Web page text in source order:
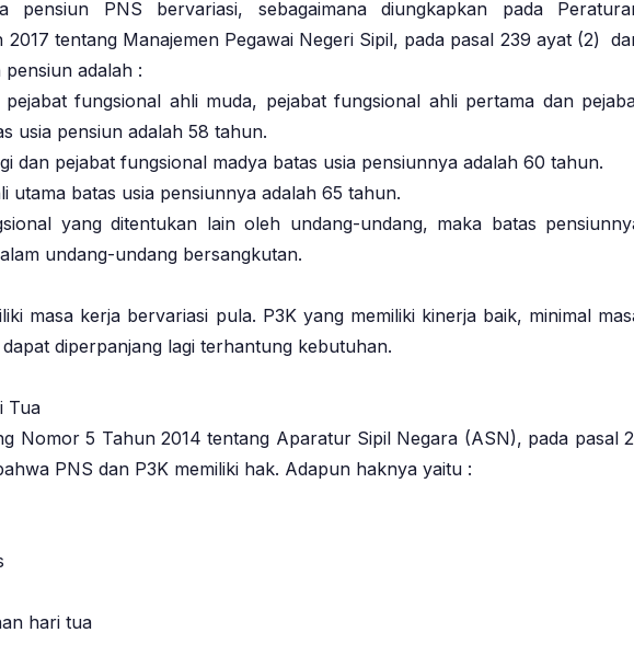
pensiun PNS bervariasi, sebagaimana diungkapkan pada
2017 tentang Manajemen Pegawai Negeri Sipil, pada pasal 239 ayat (2)
adalah :
pejabat fungsional ahli muda, pejabat fungsional ahli pertama dan
usia pensiun adalah 58 tahun.
dan pejabat fungsional madya batas usia pensiunnya adalah 60 tahun.
utama batas usia pensiunnya adalah 65 tahun.
yang ditentukan lain oleh undang-undang, maka batas
undang-undang bersangkutan.
masa kerja bervariasi pula. P3K yang memiliki kinerja baik, minimal
diperpanjang lagi terhantung kebutuhan.
Tua
Nomor 5 Tahun 2014 tentang Aparatur Sipil Negara (ASN), pada pasal
PNS dan P3K memiliki hak. Adapun haknya yaitu :
hari tua